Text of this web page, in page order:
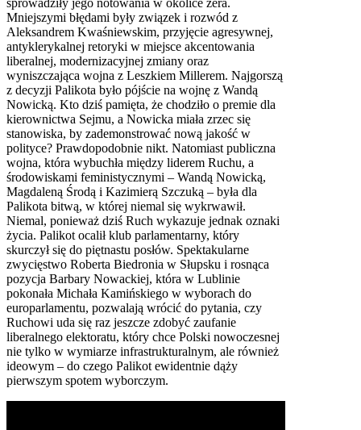
Mniejszymi błędami były związek i rozwód z
Aleksandrem Kwaśniewskim, przyjęcie agresywnej,
antyklerykalnej retoryki w miejsce akcentowania
liberalnej, modernizacyjnej zmiany oraz
wyniszczająca wojna z Leszkiem Millerem. Najgorszą
z decyzji Palikota było pójście na wojnę z Wandą
Nowicką. Kto dziś pamięta, że chodziło o premie dla
kierownictwa Sejmu, a Nowicka miała zrzec się
stanowiska, by zademonstrować nową jakość w
polityce? Prawdopodobnie nikt. Natomiast publiczna
wojna, która wybuchła między liderem Ruchu, a
środowiskami feministycznymi – Wandą Nowicką,
Magdaleną Środą i Kazimierą Szczuką – była dla
Palikota bitwą, w której niemal się wykrwawił.
Niemal, ponieważ dziś Ruch wykazuje jednak oznaki
życia. Palikot ocalił klub parlamentarny, który
skurczył się do piętnastu posłów. Spektakularne
zwycięstwo Roberta Biedronia w Słupsku i rosnąca
pozycja Barbary Nowackiej, która w Lublinie
pokonała Michała Kamińskiego w wyborach do
europarlamentu, pozwalają wrócić do pytania, czy
Ruchowi uda się raz jeszcze zdobyć zaufanie
liberalnego elektoratu, który chce Polski nowoczesnej
nie tylko w wymiarze infrastrukturalnym, ale również
ideowym – do czego Palikot ewidentnie dąży
pierwszym spotem wyborczym.